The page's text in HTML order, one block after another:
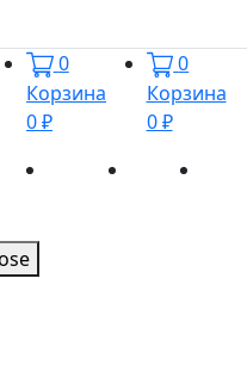
0
Корзина
0 ₽
0
Корзина
0 ₽
Акции Новинки